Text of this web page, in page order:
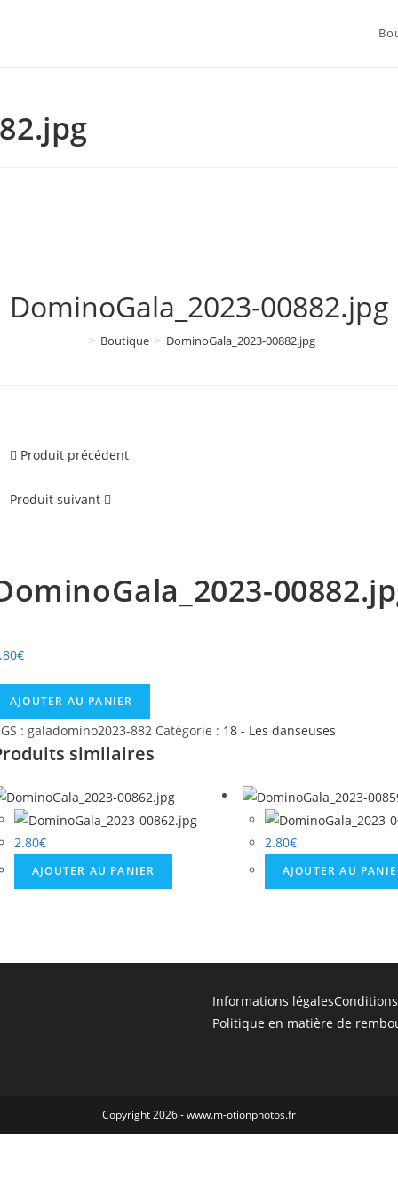
DominoGala_2023-00882.jpg
> Boutique > DominoGala_2023-00882.jpg
Produit précédent
Produit suivant
€
quantité
AJOUTER AU PANIER
: galadomino2023-882 Catégorie : 18 - Les danseuses
similaires
2.80€
AJOUTER AU PANIER
2.80€
AJOUTER AU
Informations légales
Politique en matière de
Copyright 2026 - www.m-otionphotos.fr